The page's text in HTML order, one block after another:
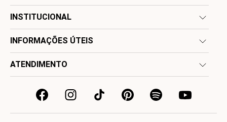
INSTITUCIONAL
INFORMAÇÕES ÚTEIS
ATENDIMENTO